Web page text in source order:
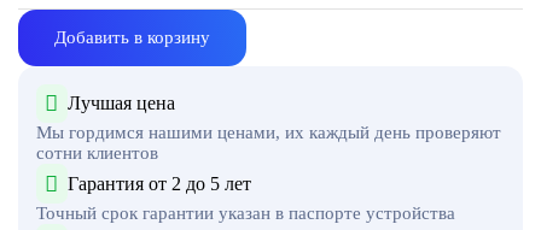
Добавить в корзину
Лучшая цена
Мы гордимся нашими ценами, их каждый день проверяют
сотни клиентов
Гарантия от 2 до 5 лет
Точный срок гарантии указан в паспорте устройства